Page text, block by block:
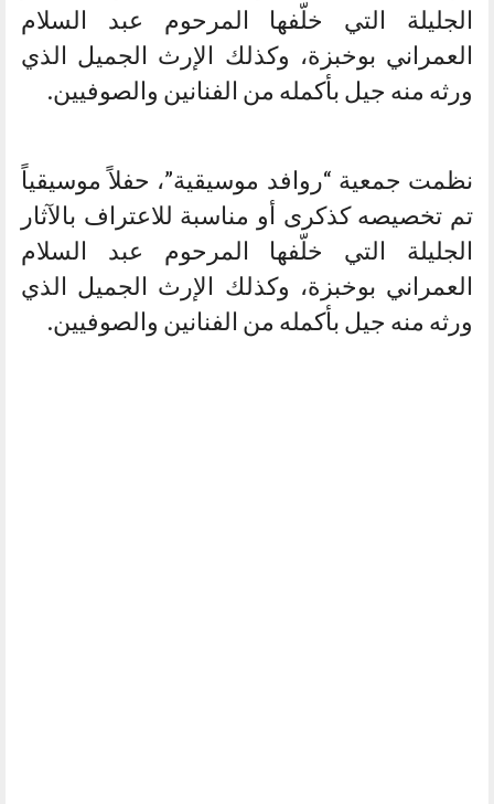
الجليلة التي خلّفها المرحوم عبد السلام
العمراني بوخبزة، وكذلك الإرث الجميل الذي
ورثه منه جيل بأكمله من الفنانين والصوفيين.
نظمت جمعية “روافد موسيقية”، حفلاً موسيقياً
تم تخصيصه كذكرى أو مناسبة للاعتراف بالآثار
الجليلة التي خلّفها المرحوم عبد السلام
العمراني بوخبزة، وكذلك الإرث الجميل الذي
ورثه منه جيل بأكمله من الفنانين والصوفيين.